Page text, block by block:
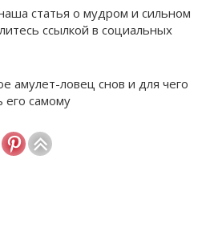
статья о мудром и сильном
ссылкой в ​​социальных
амулет-ловец снов и для чего
его самому